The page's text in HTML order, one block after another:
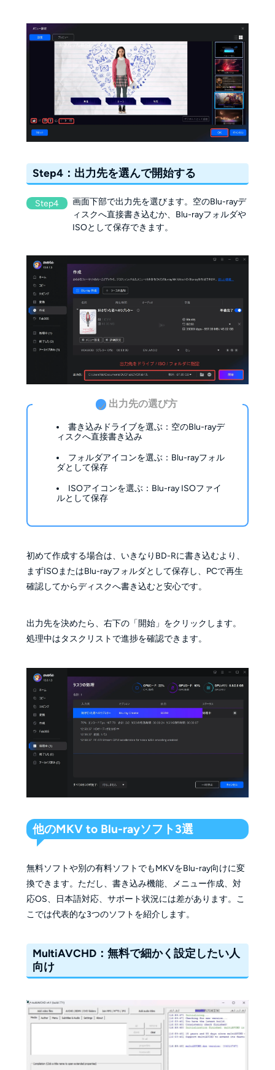
Step4：出力先を選んで開始する
Step4
画面下部で出力先を選びます。空のBlu-rayデ
ィスクへ直接書き込むか、Blu-rayフォルダや
ISOとして保存できます。
✓ 出力先の選び方
書き込みドライブを選ぶ：空のBlu-rayデ
ィスクへ直接書き込み
フォルダアイコンを選ぶ：Blu-rayフォル
ダとして保存
ISOアイコンを選ぶ：Blu-ray ISOファイ
ルとして保存
初めて作成する場合は、いきなりBD-Rに書き込むより、
まずISOまたはBlu-rayフォルダとして保存し、PCで再生
確認してからディスクへ書き込むと安心です。
出力先を決めたら、右下の「開始」をクリックします。
処理中はタスクリストで進捗を確認できます。
他のMKV to Blu-rayソフト3選
無料ソフトや別の有料ソフトでもMKVをBlu-ray向けに変
換できます。ただし、書き込み機能、メニュー作成、対
応OS、日本語対応、サポート状況には差があります。こ
こでは代表的な3つのソフトを紹介します。
MultiAVCHD：無料で細かく設定したい人
向け